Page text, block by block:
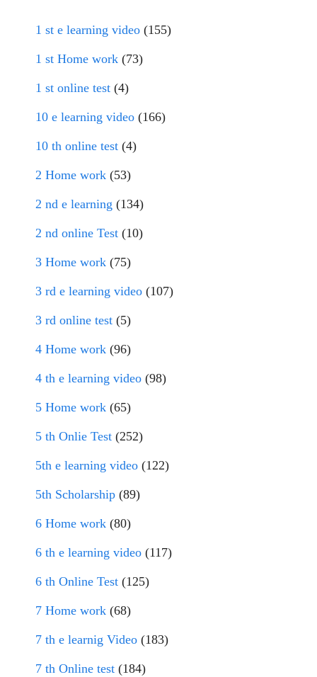
1 st e learning video (155)
1 st Home work (73)
1 st online test (4)
10 e learning video (166)
10 th online test (4)
2 Home work (53)
2 nd e learning (134)
2 nd online Test (10)
3 Home work (75)
3 rd e learning video (107)
3 rd online test (5)
4 Home work (96)
4 th e learning video (98)
5 Home work (65)
5 th Onlie Test (252)
5th e learning video (122)
5th Scholarship (89)
6 Home work (80)
6 th e learning video (117)
6 th Online Test (125)
7 Home work (68)
7 th e learnig Video (183)
7 th Online test (184)